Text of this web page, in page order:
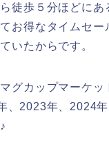
徒歩５分ほどにあ
お得なタイムセー
いたからです。
グカップマーケッ
、2023年、2024年